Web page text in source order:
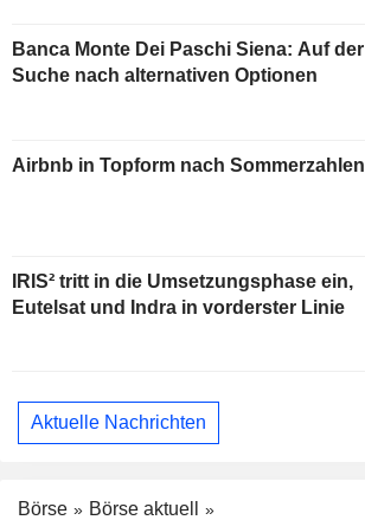
Banca Monte Dei Paschi Siena: Auf der
Suche nach alternativen Optionen
Airbnb in Topform nach Sommerzahlen
IRIS² tritt in die Umsetzungsphase ein,
Eutelsat und Indra in vorderster Linie
Aktuelle Nachrichten
Börse
Börse aktuell